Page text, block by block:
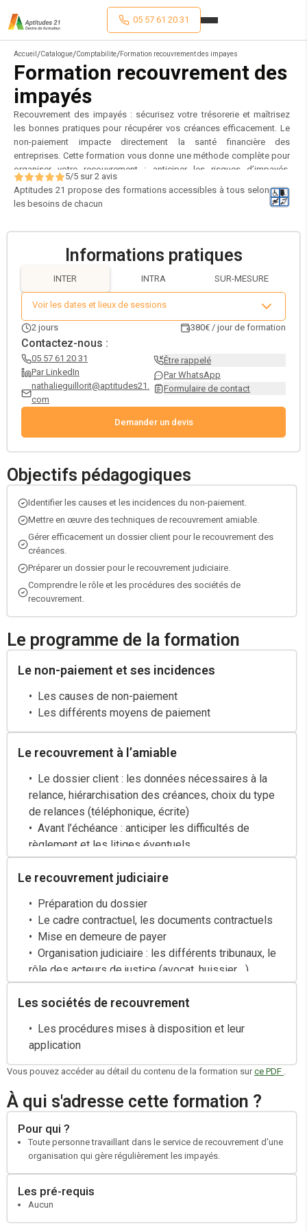
05 57 61 20 31
Accueil /Catalogue/Comptabilite/Formation recouvrement des impayes
Formation recouvrement des
impayés
Recouvrement des impayés : sécurisez votre trésorerie et maîtrisez
les bonnes pratiques pour récupérer vos créances efficacement. Le
non-paiement impacte directement la santé financière des
entreprises. Cette formation vous donne une méthode complète pour
organiser votre recouvrement : anticiper les risques d’impayés,
structurer vos relances à l’amiable (téléphone, courriers, visite
commerciale) et, si nécessaire, engager des procédures judiciaires
adaptées. Vous apprendrez à préparer vos dossiers clients, à
de la justice et des sociétés de recouvrement. Commerciaux,
comptables, responsables de recouvrement ou chefs d’entreprise :
mettez en place une stratégie de recouvrement performante pour
limiter vos pertes, maintenir votre rentabilité et protéger votre
trésorerie sur le long terme.
5/5 sur2 avis
Aptitudes 21 propose des formations accessibles à tous selon
les besoins de chacun
Objectifs pédagogiques
Identifier les causes et les incidences du non-paiement.
Mettre en œuvre des techniques de recouvrement amiable.
Gérer efficacement un dossier client pour le recouvrement des
créances.
Préparer un dossier pour le recouvrement judiciaire.
Comprendre le rôle et les procédures des sociétés de
recouvrement.
Le programme de la formation
Le non-paiement et ses incidences
Les causes de non-paiement
Les différents moyens de paiement
Le recouvrement à l’amiable
Le dossier client : les données nécessaires à la
relance, hiérarchisation des créances, choix du type
de relances (téléphonique, écrite)
Avant l’échéance : anticiper les difficultés de
règlement et les litiges éventuels
Après l’échéance : relancer l’impayé
La relance téléphonique : étapes de l’entretien,
objections, la typologie des clients, attitude à adopter
Les courriers : place de la relance écrite, étude de
modèles types, portée de l’écrit (maintien de la
relation commerciale, gestion des réactions du client)
Le recouvrement judiciaire
Préparation du dossier
Le cadre contractuel, les documents contractuels
Mise en demeure de payer
Organisation judiciaire : les différents tribunaux, le
rôle des acteurs de justice (avocat, huissier,…)
Les sociétés de recouvrement
Les procédures mises à disposition et leur
application
Vous pouvez accéder au détail du contenu de la formation surce PDF .
À qui s'adresse cette formation ?
Pour qui ?
Toute personne travaillant dans le service de recouvrement d'une
organisation qui gère régulièrement les impayés.
Les pré-requis
Aucun
Informations pratiques
INTER INTRA SUR-MESURE
Voir les dates et lieux de sessions
2 jours 380€ / jour de formation
Contactez-nous :
05 57 61 20 31
Par LinkedIn
nathalieguillorit@aptitudes21.
com
Être rappelé
Par WhatsApp
Formulaire de contact
Demander un devis